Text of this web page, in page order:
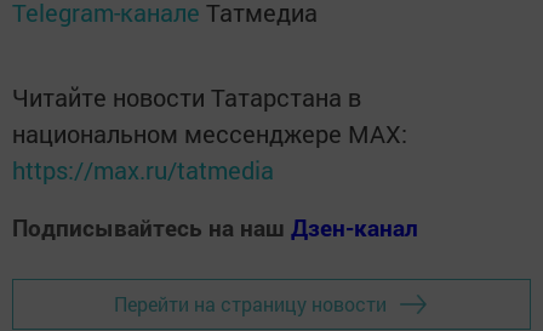
Telegram-канале Татмедиа
Читайте новости Татарстана в
национальном мессенджере MАХ:
https://max.ru/tatmedia
Подписывайтесь на наш Дзен-канал
Перейти на страницу новости